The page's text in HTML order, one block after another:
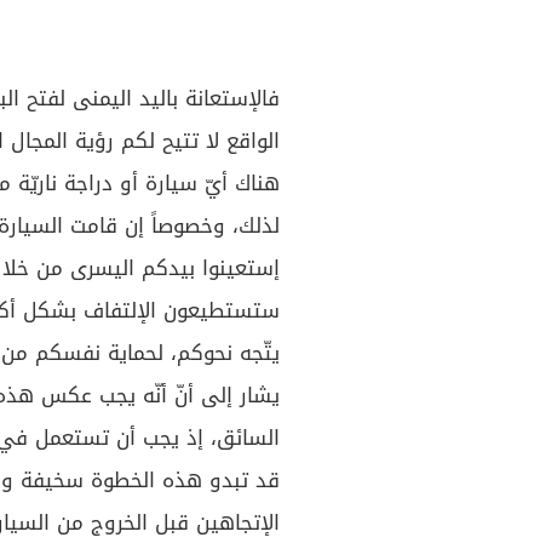
فالإستعانة باليد اليمنى لفتح
الواقع لا تتيح لكم رؤية
هناك أيّ سيارة أو دراجة
لذلك، وخصوصاً إن قامت
إستعينوا بيدكم اليسرى من
ستستطيعون الإلتفاف بشكل
يتّجه نحوكم، لحماية نفسكم
يشار إلى أنّ أنّه يجب عكس
السائق، إذ يجب أن تستعمل في
قد تبدو هذه الخطوة سخيفة
الإتجاهين قبل الخروج من